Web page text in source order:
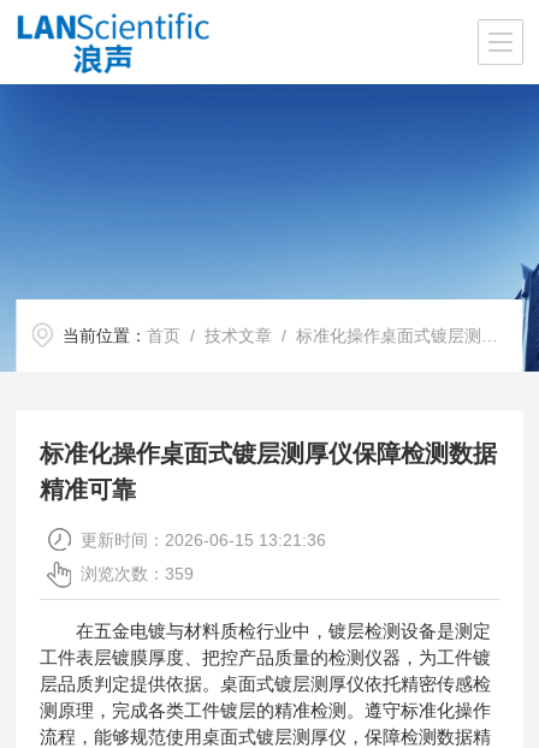
当前位置：首页 /技术文章 / 标准化操作桌面式镀层测厚仪保障检测数据精准可靠
标准化操作桌面式镀层测厚仪保障检测数据
精准可靠
更新时间：2026-06-15 13:21:36
浏览次数：359
在五金电镀与材料质检行业中，镀层检测设备是测定
工件表层镀膜厚度、把控产品质量的检测仪器，为工件镀
层品质判定提供依据。桌面式镀层测厚仪依托精密传感检
测原理，完成各类工件镀层的精准检测。遵守标准化操作
流程，能够规范使用桌面式镀层测厚仪 ，保障检测数据精